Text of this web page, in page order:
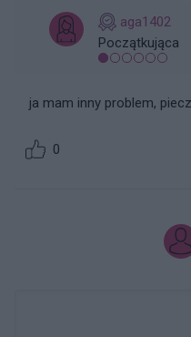
aga1402
Początkująca
ja mam inny problem,
0